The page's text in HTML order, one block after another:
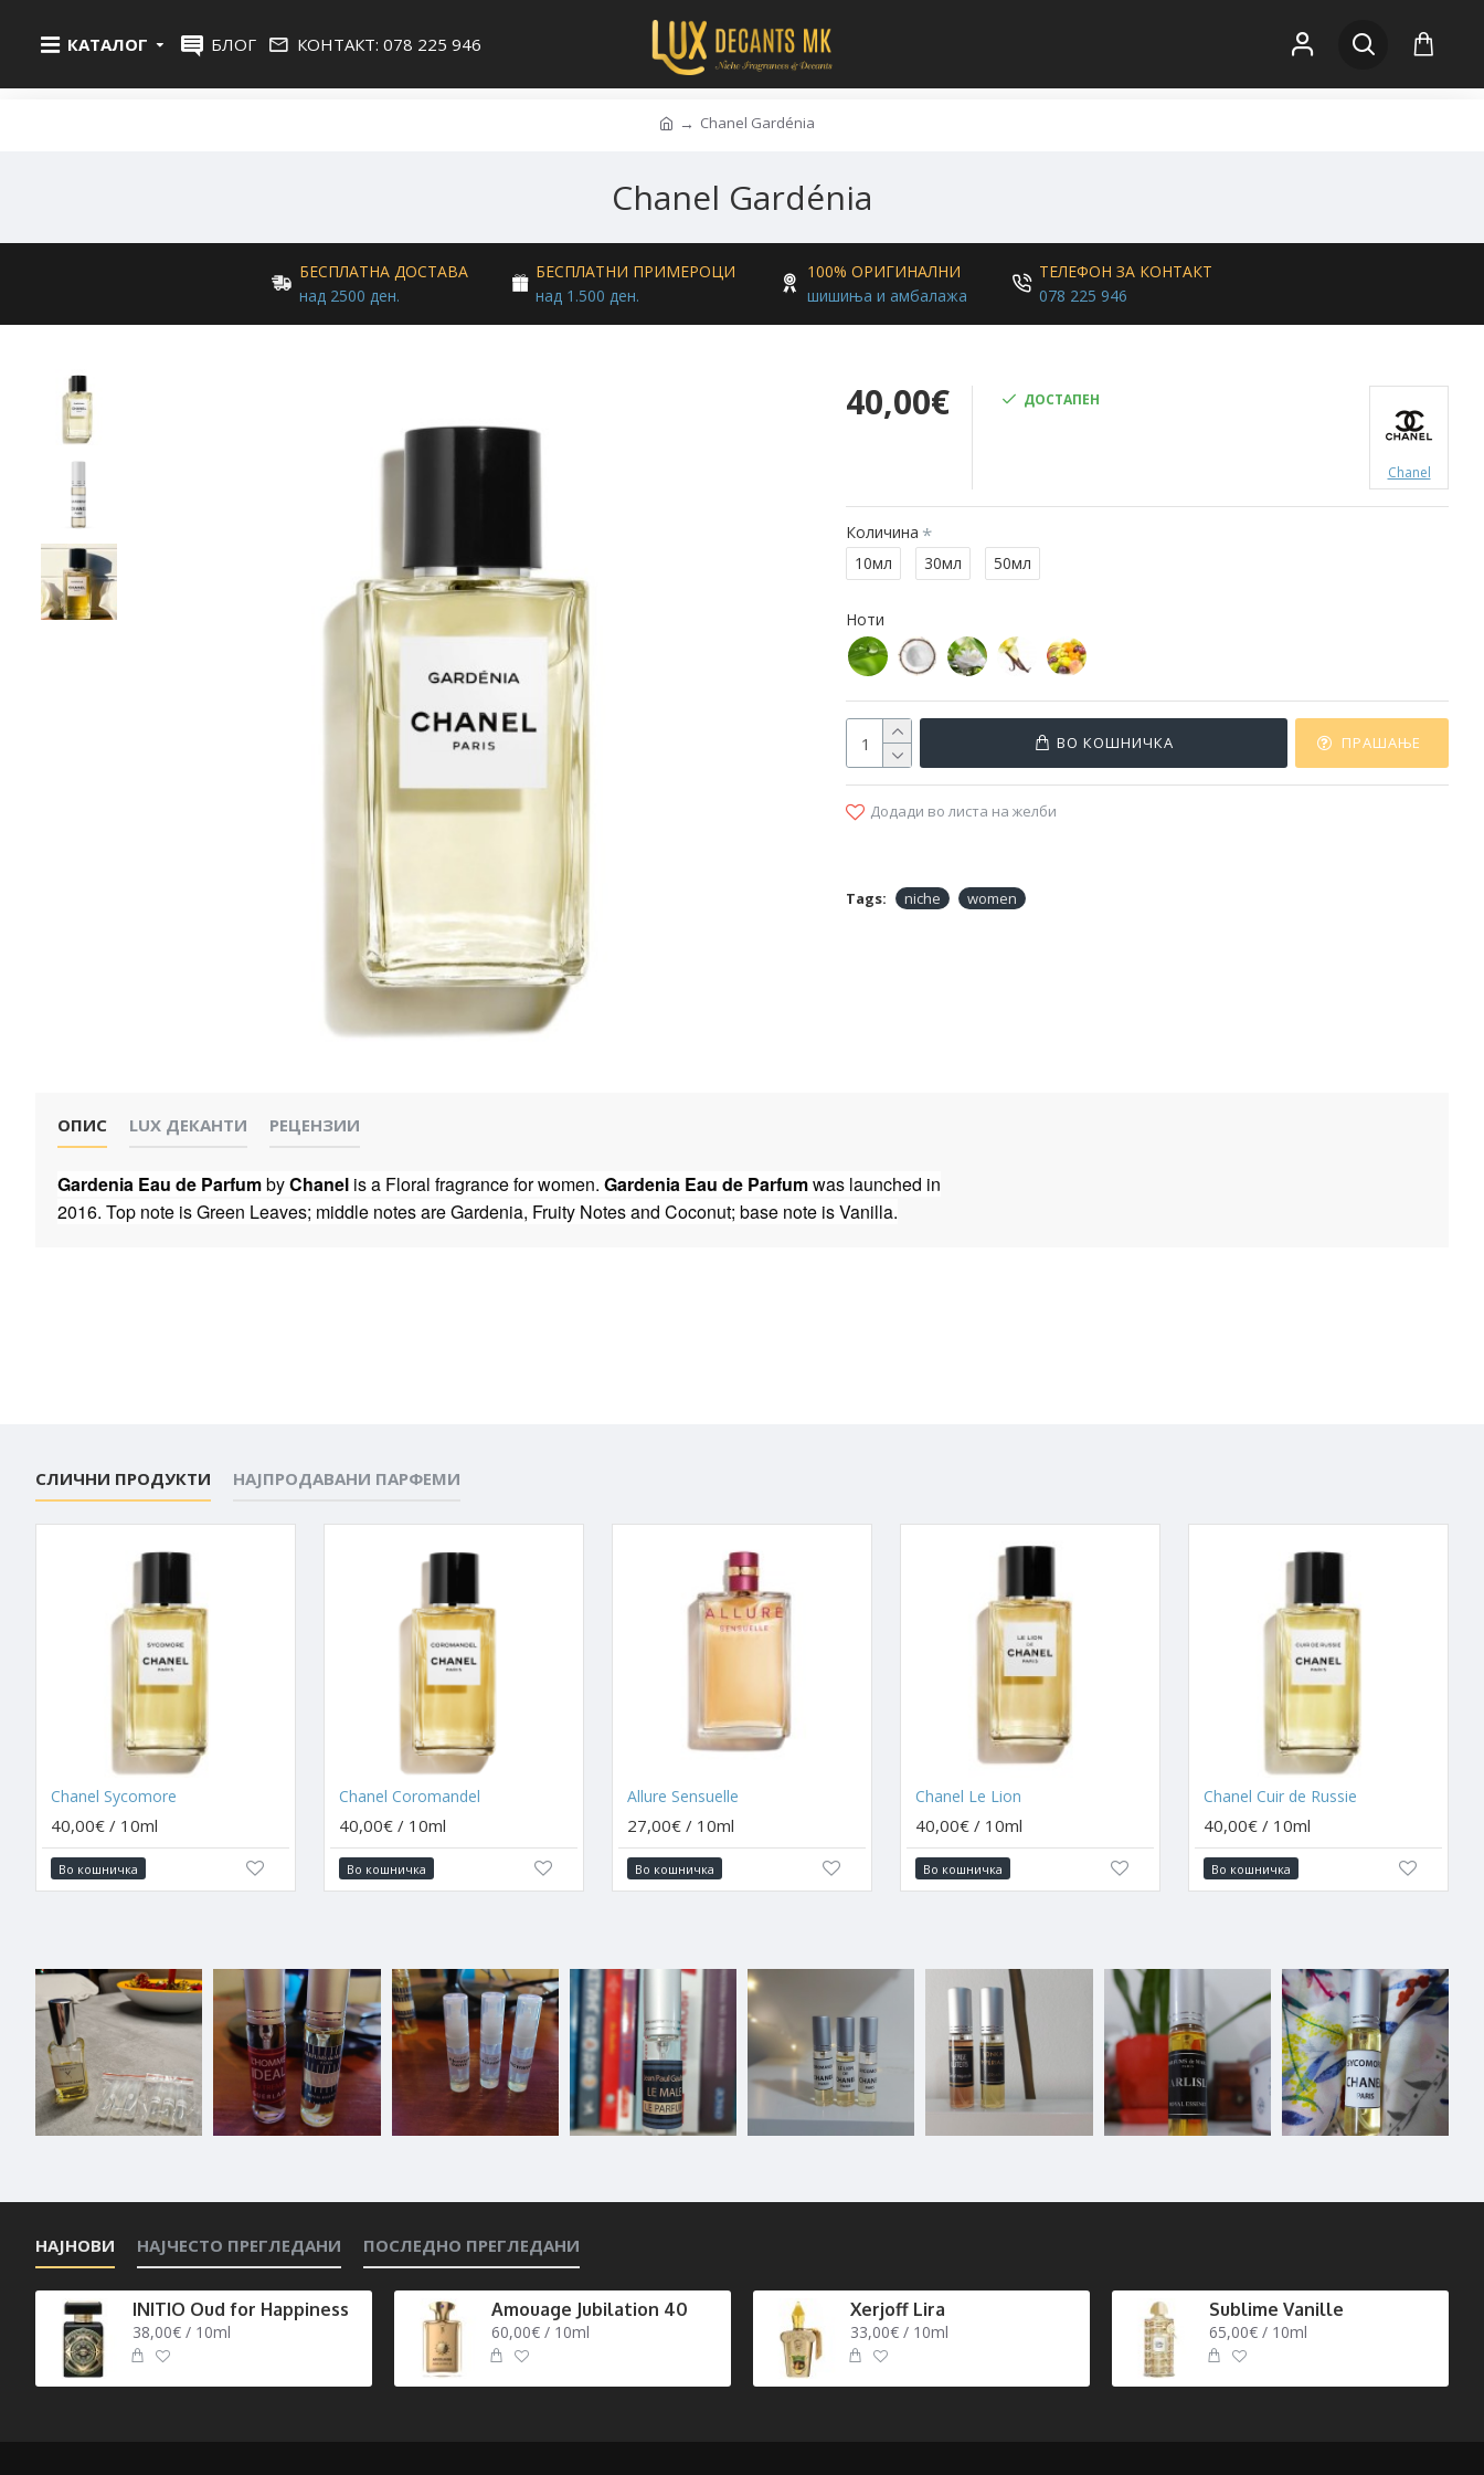
КАТАЛОГ БЛОГ КОНТАКТ: 078 225 946
Chanel Gardénia
Chanel Gardénia
БЕСПЛАТНА ДОСТАВА
над 2500 ден.
БЕСПЛАТНИ ПРИМЕРОЦИ
над 1.500 ден.
100% ОРИГИНАЛНИ
шишиња и амбалажа
ТЕЛЕФОН ЗА КОНТАКТ
078 225 946
40,00€ ДОСТАПЕН
Chanel
Количина
10мл
30мл 50мл
Ноти
ВО КОШНИЧКА ПРАШАЊЕ
Додади во листа на желби
Tags: niche women
ОПИС LUX ДЕКАНТИ РЕЦЕНЗИИ
Gardenia Eau de ParfumbyChanel is a Floral fragrance for women. Gardenia Eau de Parfumwas launched in
2016. Top note is Green Leaves; middle notes are Gardenia, Fruity Notes and Coconut; base note is Vanilla.
СЛИЧНИ ПРОДУКТИ НАЈПРОДАВАНИ ПАРФЕМИ
Chanel Sycomore
40,00€ / 10ml
Во кошничка
Chanel Coromandel
40,00€ / 10ml
Во кошничка
Allure Sensuelle
27,00€ / 10ml
Во кошничка
Chanel Le Lion
40,00€ / 10ml
Во кошничка
Chanel Cuir de Russie
40,00€ / 10ml
Во кошничка
НАЈНОВИ НАЈЧЕСТО ПРЕГЛЕДАНИ ПОСЛЕДНО ПРЕГЛЕДАНИ
INITIO Oud for Happiness
38,00€ / 10ml
Amouage Jubilation 40
60,00€ / 10ml
Xerjoff Lira
33,00€ / 10ml
Sublime Vanille
65,00€ / 10ml